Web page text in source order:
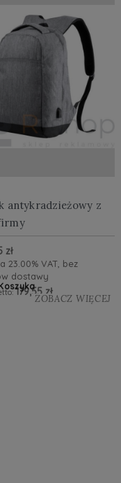
antykradzieżowy z
zł
23.00% VAT, bez
dostawy
179,55 zł
ZOBACZ WIĘCEJ